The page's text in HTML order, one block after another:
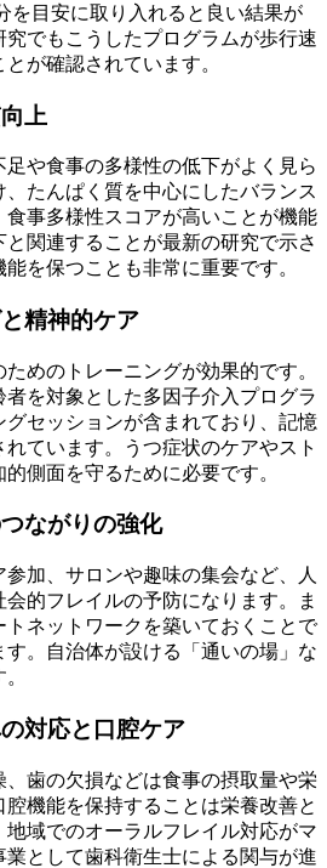
を目安に取り入れると良い結果が
でもこうしたプログラムが歩行速
が確認されています。
上
や食事の多様性の低下がよく見ら
たんぱく質を中心にしたバランス
事多様性スコアが高いことが機能
関連することが最新の研究で示さ
を保つことも非常に重要です。
精神的ケア
めのトレーニングが効果的です。
を対象とした多因子介入プログラ
グセッションが含まれており、記憶
ています。うつ症状のケアやスト
側面を守るために必要です。
ながりの強化
加、サロンや趣味の集会など、人
的フレイルの予防になります。ま
ネットワークを築いておくことで
。自治体が設ける「通いの場」な
対応と口腔ケア
歯の欠損などは食事の摂取量や栄
機能を保持することは栄養改善と
地域でのオーラルフレイル対応がマ
として歯科衛生士による関与が進